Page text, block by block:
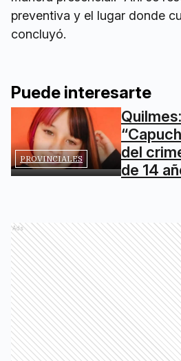
preventiva y el lugar donde
concluyó.
Puede interesarte
PROVINCIALES
del
de 14
Ads